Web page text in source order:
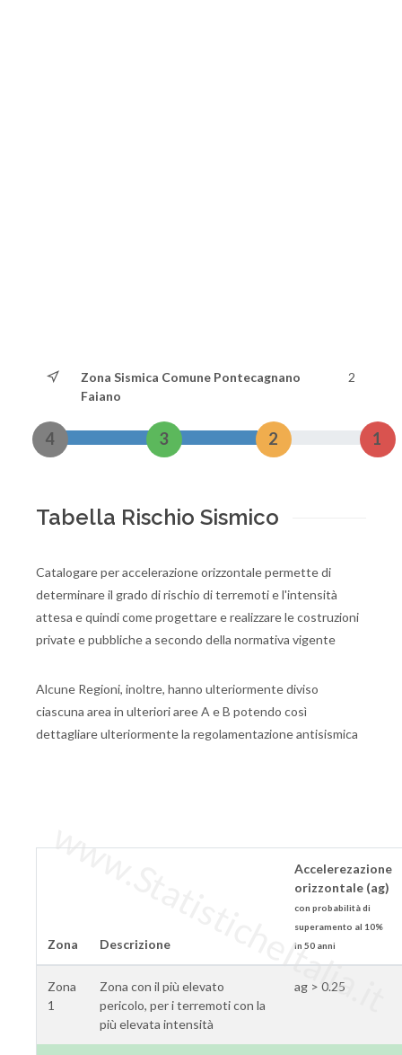
Zona Sismica Comune Pontecagnano
Faiano
2
4 3 2 1
Tabella Rischio Sismico
Catalogare per accelerazione orizzontale permette di
determinare il grado di rischio di terremoti e l'intensità
attesa e quindi come progettare e realizzare le costruzioni
private e pubbliche a secondo della normativa vigente
Alcune Regioni, inoltre, hanno ulteriormente diviso
ciascuna area in ulteriori aree A e B potendo così
dettagliare ulteriormente la regolamentazione antisismica
Zona Descrizione
Accelerezazione
orizzontale (ag)
con probabilità di
superamento al 10%
in 50 anni
Zona
1
Zona con il più elevato
pericolo, per i terremoti con la
più elevata intensità
ag > 0.25
www.StatisticheItalia.it